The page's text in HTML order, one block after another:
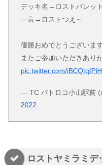
デッキ名→ロストバレット
一言→ロストつえ～
優勝おめでとうございま
またご参加いただきあり
pic.twitter.com/iBCQtqIPiH
— TC バトロコ小山駅前
2022
ロストヤミラミデ